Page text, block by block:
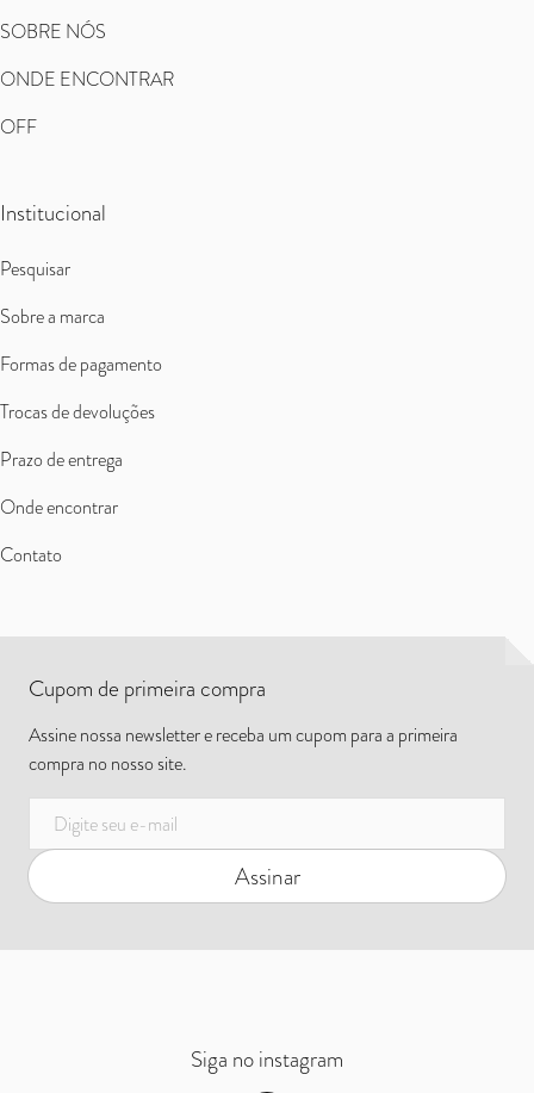
SOBRE NÓS
ONDE ENCONTRAR
OFF
Institucional
Pesquisar
Sobre a marca
Formas de pagamento
Trocas de devoluções
Prazo de entrega
Onde encontrar
Contato
Cupom de primeira compra
Assine nossa newsletter e receba um cupom para a primeira
compra no nosso site.
E-mail
Assinar
Siga no instagram